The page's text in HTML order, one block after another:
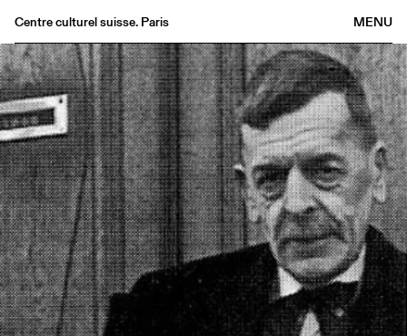
MENU
Centre culturel suisse. Paris
Agenda
Librairie
Buvette
Archives
Médiathèque
Éditions
Informations
FR/EN